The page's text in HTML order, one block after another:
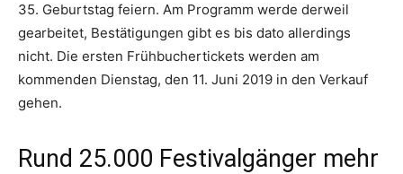
35. Geburtstag feiern. Am Programm werde derweil
gearbeitet, Bestätigungen gibt es bis dato allerdings
nicht. Die ersten Frühbuchertickets werden am
kommenden Dienstag, den 11. Juni 2019 in den Verkauf
gehen.
Rund 25.000 Festivalgänger mehr